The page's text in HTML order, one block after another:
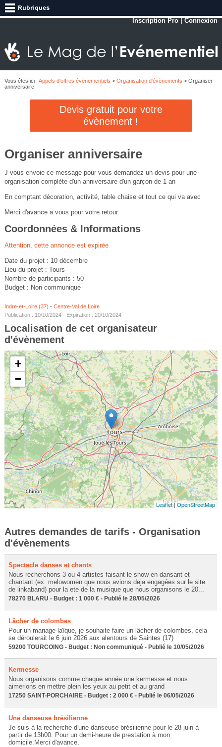
Inscription Pro |Connexion
Vous êtes ici : Appels d'offres évènementiels > Organisation d'évènements > Organiser
anniversaire
Devis gratuit pour votre
évènement !
Organiser anniversaire
J vous envoie ce message pour vous demandez un devis pour une
organisation complète d'un anniversaire d'un garçon de 1 an
En comptant décoration, activité, table chaise et tout ce qui va avec
Merci d'avance a vous pour votre retour.
Coordonnées & Informations
Attention, cette annonce est expirée
Date du projet : 10 décembre
Lieu du projet : Tours
Nombre de participants : 50
Budget : Non communiqué
Indre-et-Loire (37) - Centre-Val de Loire
Publication : 10/10/2024 - Expiration : 20/10/2024
Localisation de cet organisateur
d'évènement
+
−
Leaflet|OpenStreetMap
Autres demandes de tarifs - Organisation
d'évènements
Spectacle danses et chants
Nous recherchons 3 ou 4 artistes faisant le show en dansant et
chantant (ex: melowomen que nous avions deja engagées sur le site
de linkaband) pour la ete de la musique que nous organisons le 20...
78270 BLARU - Budget : 1 000 € - Publié le 28/05/2026
Lâcher de colombes
Pour un mariage laïque, je souhaite faire un lâcher de colombes, cela
se déroulerait le 6 juin 2026 aux alentours de Saintes (17)
59200 TOURCOING - Budget : Non communiqué - Publié le 10/05/2026
Kermesse
Nous organisons comme chaque année une kermesse et nous
aimerions en mettre plein les yeux au petit et au grand
17250 SAINT-PORCHAIRE - Budget : 2 000 € - Publié le 06/05/2026
Une danseuse brésilienne
Je suis à la recherche d'une danseuse brésilienne pour le 28 juin à
partir de 13h00. Pour un demi-heure de prestation à mon
domicile.Merci d'avance,